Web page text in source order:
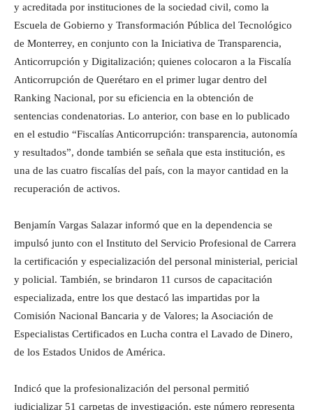
y acreditada por instituciones de la sociedad civil, como la
Escuela de Gobierno y Transformación Pública del Tecnológico
de Monterrey, en conjunto con la Iniciativa de Transparencia,
Anticorrupción y Digitalización; quienes colocaron a la Fiscalía
Anticorrupción de Querétaro en el primer lugar dentro del
Ranking Nacional, por su eficiencia en la obtención de
sentencias condenatorias. Lo anterior, con base en lo publicado
en el estudio “Fiscalías Anticorrupción: transparencia, autonomía
y resultados”, donde también se señala que esta institución, es
una de las cuatro fiscalías del país, con la mayor cantidad en la
recuperación de activos.
Benjamín Vargas Salazar informó que en la dependencia se
impulsó junto con el Instituto del Servicio Profesional de Carrera
la certificación y especialización del personal ministerial, pericial
y policial. También, se brindaron 11 cursos de capacitación
especializada, entre los que destacó las impartidas por la
Comisión Nacional Bancaria y de Valores; la Asociación de
Especialistas Certificados en Lucha contra el Lavado de Dinero,
de los Estados Unidos de América.
Indicó que la profesionalización del personal permitió
judicializar 51 carpetas de investigación, este número representa